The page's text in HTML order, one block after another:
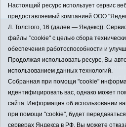
12+
ЗАВОДОУКОВСК online /
Заводоуковского
Учредитель: АНО
центр "Заводоуковские вести".
E-mail:
zavest@obl72.ru
Тел.: 8
Политика оператора
Регистрационный номер Эл №
Настоящий ресурс использует сервис
предоставляемый компанией ООО
Л. Толстого, 16 (далее — Яндекс)).
файлы "cookie" с целью сбора
обеспечения работоспособности и
Продолжая использовать ресурс, Вы
использованием данных технологий.
Собранная при помощи "cookie"
идентифицировать вас, однако может
сайта. Информация об использовании
при помощи "cookie", будет
серверах Яндекса в РФ. Вы можете